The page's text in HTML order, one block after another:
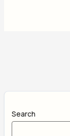
Search